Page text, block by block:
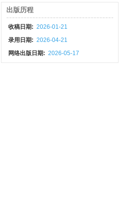
出版历程
收稿日期: 2026-01-21
录用日期: 2026-04-21
网络出版日期: 2026-05-17